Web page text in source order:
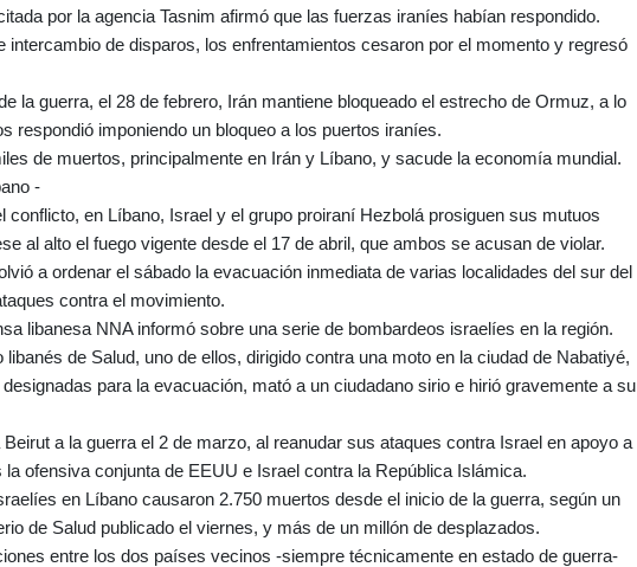
por la agencia Tasnim afirmó que las fuerzas iraníes habían respondido.
intercambio de disparos, los enfrentamientos cesaron por el momento y regresó
la guerra, el 28 de febrero, Irán mantiene bloqueado el estrecho de Ormuz, a lo
respondió imponiendo un bloqueo a los puertos iraníes.
de muertos, principalmente en Irán y Líbano, y sacude la economía mundial.
-
conflicto, en Líbano, Israel y el grupo proiraní Hezbolá prosiguen sus mutuos
al alto el fuego vigente desde el 17 de abril, que ambos se acusan de violar.
a ordenar el sábado la evacuación inmediata de varias localidades del sur del
contra el movimiento.
libanesa NNA informó sobre una serie de bombardeos israelíes en la región.
libanés de Salud, uno de ellos, dirigido contra una moto en la ciudad de Nabatiyé,
para la evacuación, mató a un ciudadano sirio e hirió gravemente a su
a la guerra el 2 de marzo, al reanudar sus ataques contra Israel en apoyo a
la ofensiva conjunta de EEUU e Israel contra la República Islámica.
en Líbano causaron 2.750 muertos desde el inicio de la guerra, según un
de Salud publicado el viernes, y más de un millón de desplazados.
entre los dos países vecinos -siempre técnicamente en estado de guerra-